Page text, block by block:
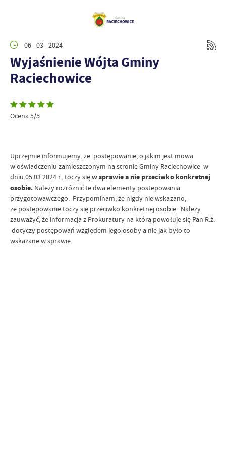
06 - 03 - 2024
Wyjaśnienie Wójta Gminy
Raciechowice
Ocena 5/5
Uprzejmie informujemy, że postępowanie, o jakim jest mowa
w oświadczeniu zamieszczonym na stronie Gminy Raciechowice w
dniu 05.03.2024 r., toczy sięw sprawie a nie przeciwko konkretnej
osobie. Należy rozróżnić te dwa elementy postepowania
przygotowawczego. Przypominam, że nigdy nie wskazano,
że postępowanie toczy się przeciwko konkretnej osobie. Należy
zauważyć, że informacja z Prokuratury na którą powołuje się Pan R.ż.
dotyczy postępowań względem jego osoby a nie jak było to
wskazane w sprawie.